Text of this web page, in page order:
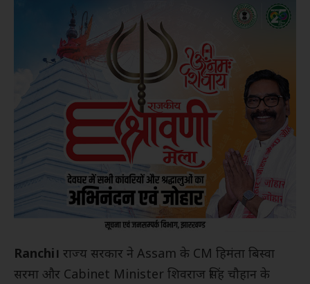
Ranchi। राज्य सरकार ने Assam के CM हिमंता बिस्वा
सरमा और Cabinet Minister शिवराज सिंह चौहान के